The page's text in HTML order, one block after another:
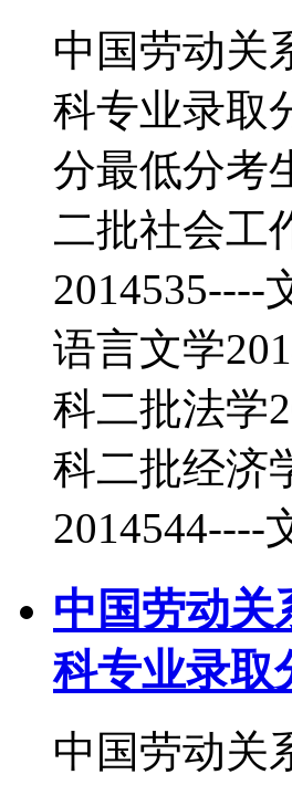
中国劳动关
科专业录取
分最低分考
二批社会工
2014535----
语言文学
科二批法学
科二批经济
2014544----
中国劳动关
科专业录取
中国劳动关